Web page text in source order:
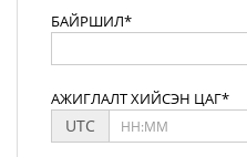
БАЙРШИЛ*
АЖИГЛАЛТ ХИЙСЭН ЦАГ*
UTC